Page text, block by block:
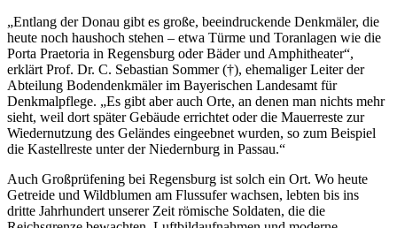
„Entlang der Donau gibt es große, beeindruckende Denkmäler, die
heute noch haushoch stehen – etwa Türme und Toranlagen wie die
Porta Praetoria in Regensburg oder Bäder und Amphitheater“,
erklärt Prof. Dr. C. Sebastian Sommer (†), ehemaliger Leiter der
Abteilung Bodendenkmäler im Bayerischen Landesamt für
Denkmalpflege. „Es gibt aber auch Orte, an denen man nichts mehr
sieht, weil dort später Gebäude errichtet oder die Mauerreste zur
Wiedernutzung des Geländes eingeebnet wurden, so zum Beispiel
die Kastellreste unter der Niedernburg in Passau.“
Auch Großprüfening bei Regensburg ist solch ein Ort. Wo heute
Getreide und Wildblumen am Flussufer wachsen, lebten bis ins
dritte Jahrhundert unserer Zeit römische Soldaten, die die